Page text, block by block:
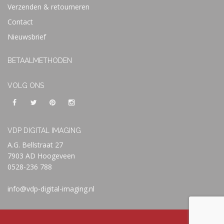
Verzenden & retourneren
Contact
Nieuwsbrief
BETAALMETHODEN
VOLG ONS
VDP DIGITAL IMAGING
A.G. Bellstraat 27
7903 AD Hoogeveen
0528-236 788
info@vdp-digital-imaging.nl